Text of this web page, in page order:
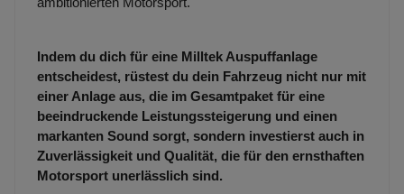
Indem du dich für eine Milltek Auspuffanlage
entscheidest, rüstest du dein Fahrzeug nicht nur mit
einer Anlage aus, die im Gesamtpaket für eine
beeindruckende Leistungssteigerung und einen
markanten Sound sorgt, sondern investierst auch in
Zuverlässigkeit und Qualität, die für den ernsthaften
Motorsport unerlässlich sind.